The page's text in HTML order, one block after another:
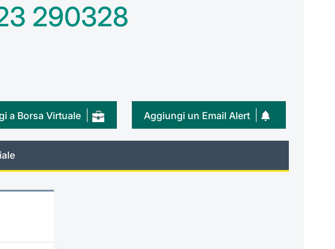
290328
Aggiungi un Email Alert
a Borsa Virtuale